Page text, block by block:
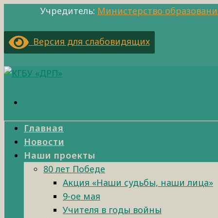
Учредитель: Министерство
Версия для слабовидящих
Главная
Новости
Наши проекты
80 лет Победе
Акция «Наши судьбы, наши лица»
9-ое мая
Учителя в годы войны